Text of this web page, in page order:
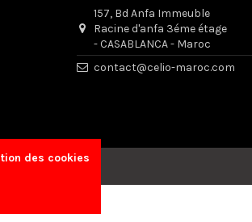
157, Bd Anfa Immeuble
Racine d'anfa 3éme étage
- CASABLANCA - Maroc
contact@celio-maroc.com
des cookies